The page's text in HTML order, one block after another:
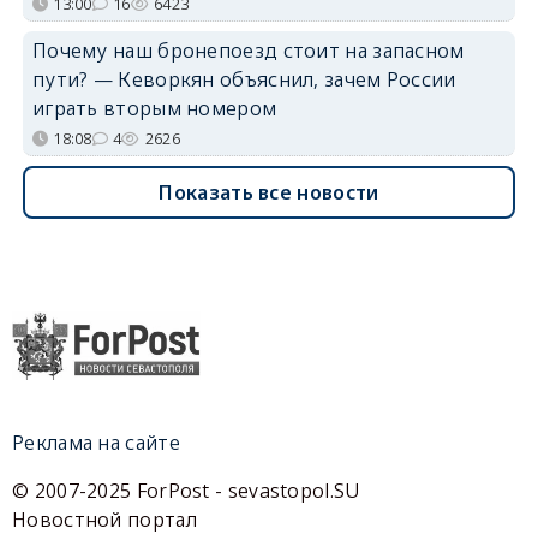
Почему наш бронепоезд стоит на запасном
пути? — Кеворкян объяснил, зачем России
играть вторым номером
18:08 4 2626
Показать все новости
Реклама на сайте
© 2007-2025 ForPost - sevastopol.SU
Новостной портал